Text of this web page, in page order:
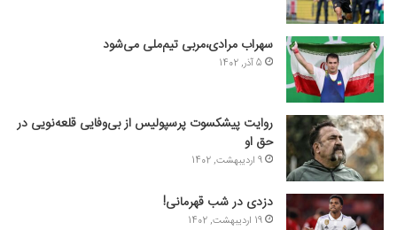
سهراب مرادی،مربی تیم‌ملی می‌شود
5 آذر, 1402
روایت پیشکسوت پرسپولیس از بی‌وفایی قلعه‌نویی در
حق او
9 اردیبهشت, 1402
دزدی در شب قهرمانی!
19 اردیبهشت, 1402